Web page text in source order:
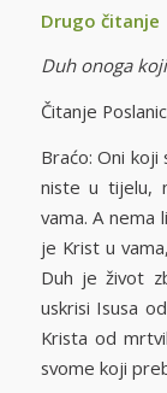
Drugo
Duh onoga
Čitanje
Braćo: Oni koji
niste u tijelu,
vama. A nema
je Krist u
Duh je život
uskrisi Isusa
Krista od
svome koji